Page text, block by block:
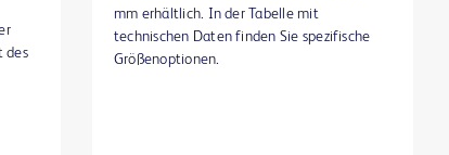
des
mm erhältlich. In der Tabelle mit
technischen Daten finden Sie spezifische
Größenoptionen.